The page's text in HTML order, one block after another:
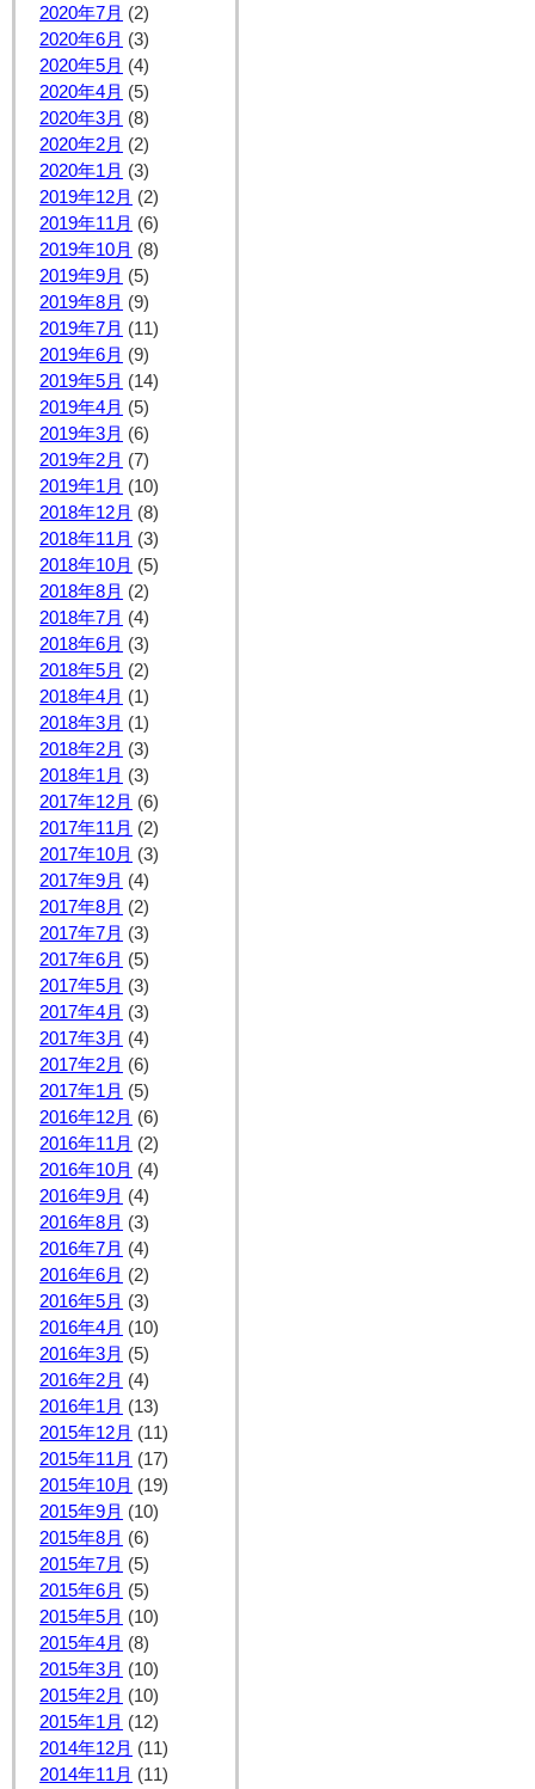
2020年7月 (2)
2020年6月 (3)
2020年5月 (4)
2020年4月 (5)
2020年3月 (8)
2020年2月 (2)
2020年1月 (3)
2019年12月 (2)
2019年11月 (6)
2019年10月 (8)
2019年9月 (5)
2019年8月 (9)
2019年7月 (11)
2019年6月 (9)
2019年5月 (14)
2019年4月 (5)
2019年3月 (6)
2019年2月 (7)
2019年1月 (10)
2018年12月 (8)
2018年11月 (3)
2018年10月 (5)
2018年8月 (2)
2018年7月 (4)
2018年6月 (3)
2018年5月 (2)
2018年4月 (1)
2018年3月 (1)
2018年2月 (3)
2018年1月 (3)
2017年12月 (6)
2017年11月 (2)
2017年10月 (3)
2017年9月 (4)
2017年8月 (2)
2017年7月 (3)
2017年6月 (5)
2017年5月 (3)
2017年4月 (3)
2017年3月 (4)
2017年2月 (6)
2017年1月 (5)
2016年12月 (6)
2016年11月 (2)
2016年10月 (4)
2016年9月 (4)
2016年8月 (3)
2016年7月 (4)
2016年6月 (2)
2016年5月 (3)
2016年4月 (10)
2016年3月 (5)
2016年2月 (4)
2016年1月 (13)
2015年12月 (11)
2015年11月 (17)
2015年10月 (19)
2015年9月 (10)
2015年8月 (6)
2015年7月 (5)
2015年6月 (5)
2015年5月 (10)
2015年4月 (8)
2015年3月 (10)
2015年2月 (10)
2015年1月 (12)
2014年12月 (11)
2014年11月 (11)